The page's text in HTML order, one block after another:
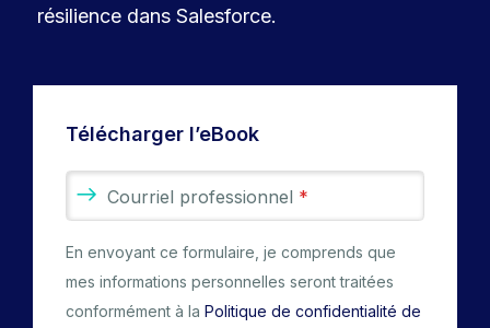
résilience dans Salesforce.
Télécharger l’eBook
Courriel professionnel *
En envoyant ce formulaire, je comprends que
mes informations personnelles seront traitées
conformément à la Politique de confidentialité de